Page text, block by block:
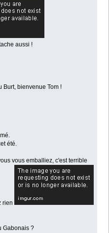
aussi !
Burt, bienvenue Tom !
été.
vous emballiez, c'est terrible
rien
Gabonais ?